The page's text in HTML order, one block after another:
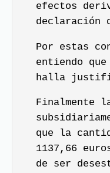
efectos
declaración
Por estas
entiendo
halla
Finalmente
que la
1137,66
de ser